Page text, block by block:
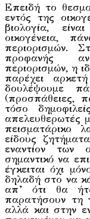
Επειδή το
εντός της
βιολογία,
οικογένεια,
περιορισμών.
προφανής
περιορισμών, η
παρέχει
δουλέψουμε
(προσπάθειες,
τόσο
απελευθερωτές
πεισματάρικο
είδους
εναντίον των
σημαντικό να
έγκειται όχι
δηλαδή στο να
απ’ ότι θα
παρατήσουν τη
αλλά και στην